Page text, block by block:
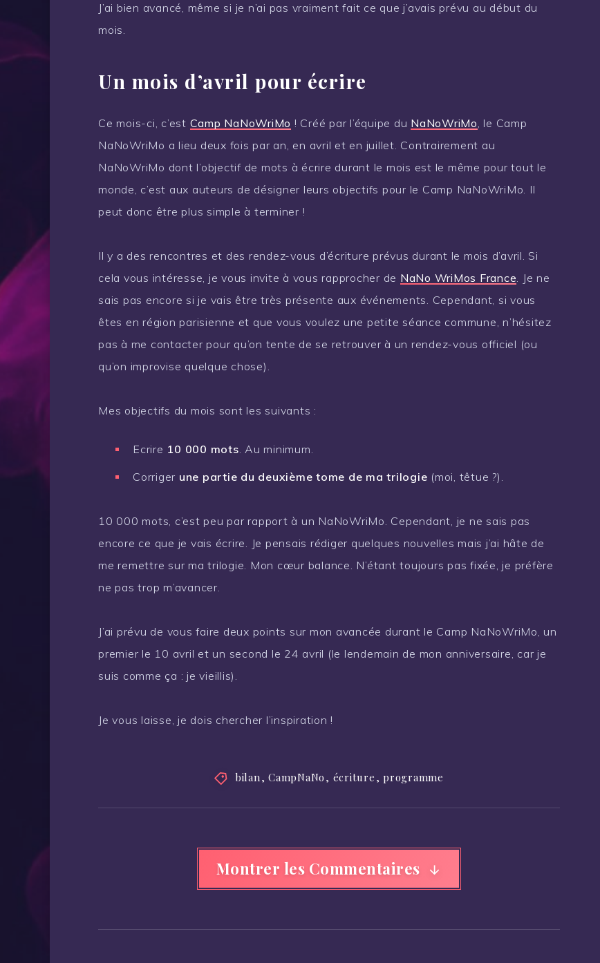
J’ai bien avancé, même si je n’ai pas vraiment fait ce que j’avais prévu au début du
mois.
Un mois d’avril pour écrire
Ce mois-ci, c’est Camp NaNoWriMo ! Créé par l’équipe du NaNoWriMo, le Camp
NaNoWriMo a lieu deux fois par an, en avril et en juillet. Contrairement au
NaNoWriMo dont l’objectif de mots à écrire durant le mois est le même pour tout le
monde, c’est aux auteurs de désigner leurs objectifs pour le Camp NaNoWriMo. Il
peut donc être plus simple à terminer !
Il y a des rencontres et des rendez-vous d’écriture prévus durant le mois d’avril. Si
cela vous intéresse, je vous invite à vous rapprocher de NaNo WriMos France. Je ne
sais pas encore si je vais être très présente aux événements. Cependant, si vous
êtes en région parisienne et que vous voulez une petite séance commune, n’hésitez
pas à me contacter pour qu’on tente de se retrouver à un rendez-vous officiel (ou
qu’on improvise quelque chose).
Mes objectifs du mois sont les suivants :
Ecrire 10 000 mots. Au minimum.
Corriger une partie du deuxième tome de ma trilogie (moi, têtue ?).
10 000 mots, c’est peu par rapport à un NaNoWriMo. Cependant, je ne sais pas
encore ce que je vais écrire. Je pensais rédiger quelques nouvelles mais j’ai hâte de
me remettre sur ma trilogie. Mon cœur balance. N’étant toujours pas fixée, je préfère
ne pas trop m’avancer.
J’ai prévu de vous faire deux points sur mon avancée durant le Camp NaNoWriMo, un
premier le 10 avril et un second le 24 avril (le lendemain de mon anniversaire, car je
suis comme ça : je vieillis).
Je vous laisse, je dois chercher l’inspiration !
bilan,CampNaNo , écriture ,programme
Montrer les Commentaires